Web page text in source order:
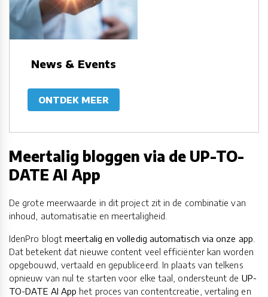
News & Events
ONTDEK MEER
Meertalig bloggen via de UP-TO-
DATE AI App
De grote meerwaarde in dit project zit in de combinatie van
inhoud, automatisatie en meertaligheid.
IdenPro blogtmeertalig en volledig automatisch via onze app
Dat betekent dat nieuwe content veel efficiënter kan worden
opgebouwd, vertaald en gepubliceerd. In plaats van telkens
opnieuw van nul te starten voor elke taal, ondersteunt de UP-
TO-DATE AI App het proces van contentcreatie, vertaling en